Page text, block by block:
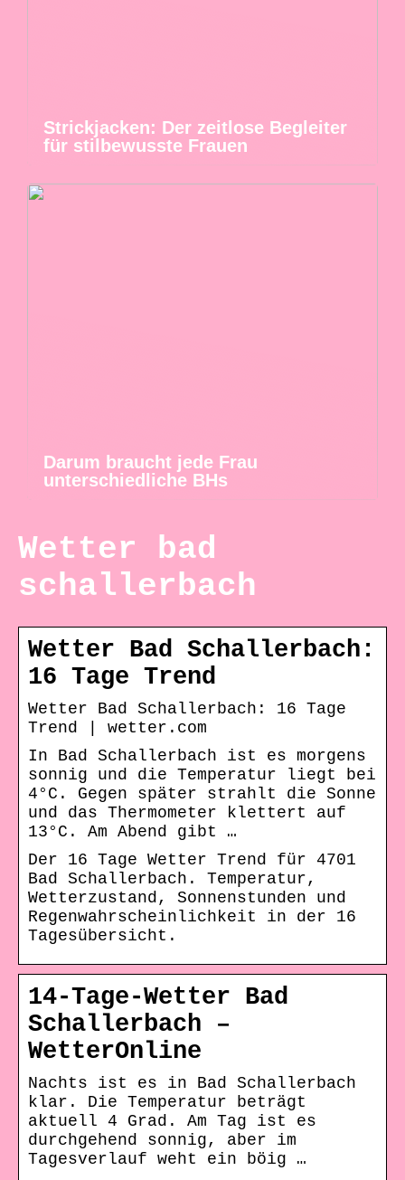
Strickjacken: Der zeitlose Begleiter
für stilbewusste Frauen
Darum braucht jede Frau
unterschiedliche BHs
Wetter bad
schallerbach
Wetter Bad Schallerbach:
16 Tage Trend
Wetter Bad Schallerbach: 16 Tage
Trend | wetter.com
In Bad Schallerbach ist es morgens
sonnig und die Temperatur liegt bei
4°C. Gegen später strahlt die Sonne
und das Thermometer klettert auf
13°C. Am Abend gibt …
Der 16 Tage Wetter Trend für 4701
Bad Schallerbach. Temperatur,
Wetterzustand, Sonnenstunden und
Regenwahrscheinlichkeit in der 16
Tagesübersicht.
14-Tage-Wetter Bad
Schallerbach –
WetterOnline
Nachts ist es in Bad Schallerbach
klar. Die Temperatur beträgt
aktuell 4 Grad. Am Tag ist es
durchgehend sonnig, aber im
Tagesverlauf weht ein böig …